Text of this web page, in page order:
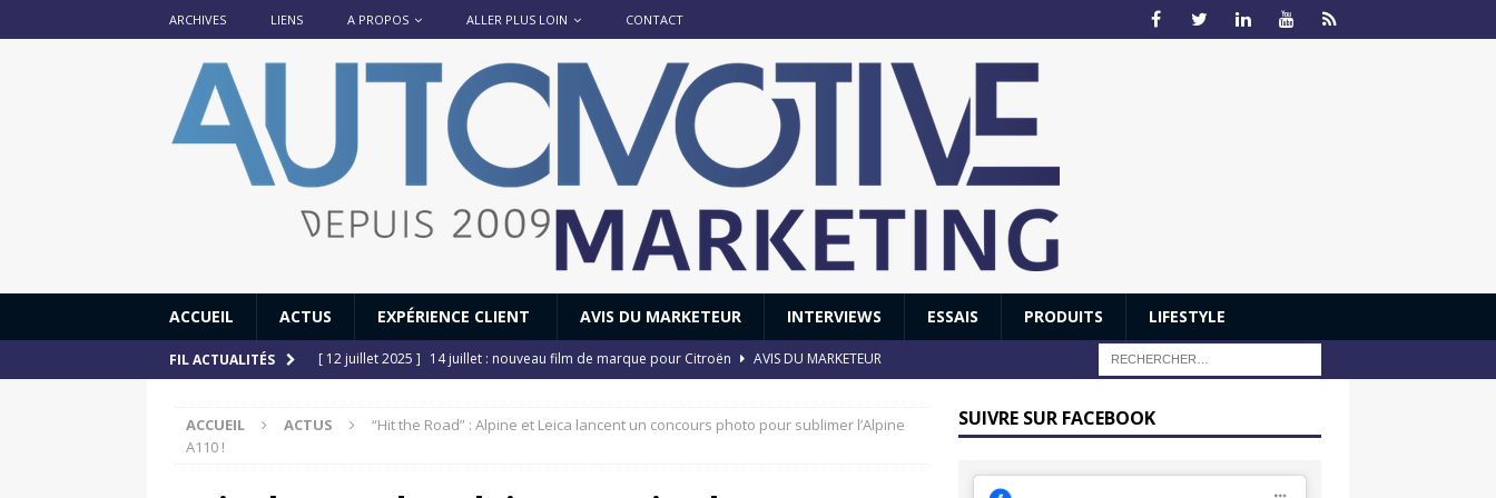
ARCHIVES LIENS A PROPOS ALLER PLUS LOIN CONTACT
ACCUEIL ACTUS EXPÉRIENCE CLIENT AVIS DU MARKETEUR INTERVIEWS ESSAIS PRODUITS LIFESTYLE
FIL ACTUALITÉS [ 12 juillet 2025 ] 14 juillet : nouveau film de marque pour Citroën
AVIS DU MARKETEUR
[ 17 juin 2025 ] Peugeot E-208 GTi : naissance d’une légende
ACTUS
ACCUEIL ACTUS
“Hit the Road” : Alpine et Leica lancent un concours photo pour sublimer l’Alpine
A110 !
SUIVRE SUR FACEBOOK